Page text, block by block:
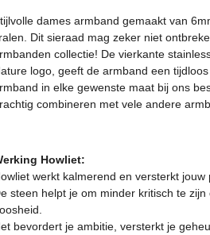
dames armband gemaakt van
Dit sieraad mag zeker niet
collectie! De vierkante
logo, geeft de armband een tijdloos
in elke gewenste maat bij ons
combineren met vele andere
Howliet:
werkt kalmerend en versterkt jouw
steen helpt je om minder kritisch te
bevordert je ambitie, versterkt je